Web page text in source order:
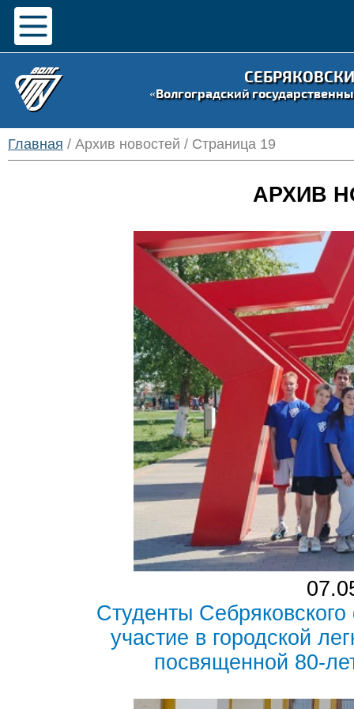
«Волгоградский
Главная / Архив новостей / Страница 19
АРХИВ
Студенты
участие в городской
посвященной 80-